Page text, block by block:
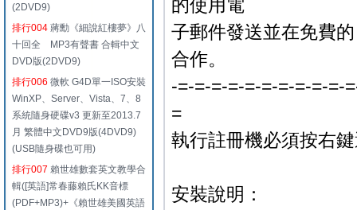
(2DVD9)
排行004 蔣勳《細說紅樓夢》八
十回全 MP3有聲書 合輯中文
DVD版(2DVD9)
排行006 微軟 G4D單一ISO安裝
WinXP、Server、Vista、7、8
系統隨身硬碟v3 更新至2013.7
月 繁體中文DVD9版(4DVD9)
(USB隨身碟也可用)
排行007 賴世雄數套英文教學合
輯([英語]常春藤賴氏KK音標
(PDF+MP3)+《賴世雄美國英語
的使用電
子郵件發送並在免費
合作。
-=-=-=-=-=-=-=-=-=-=-
=
執行註冊機必須按右
安裝說明：